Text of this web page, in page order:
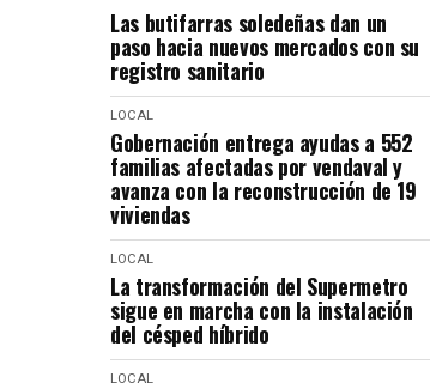
Las butifarras soledeñas dan un
paso hacia nuevos mercados con su
registro sanitario
LOCAL
Gobernación entrega ayudas a 552
familias afectadas por vendaval y
avanza con la reconstrucción de 19
viviendas
LOCAL
La transformación del Supermetro
sigue en marcha con la instalación
del césped híbrido
LOCAL